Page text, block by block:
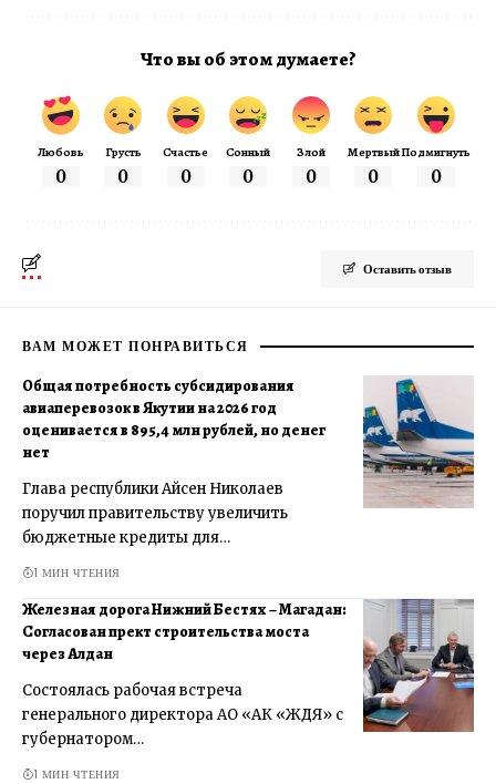
Что вы об этом думаете?
Любовь
0
Грусть
0
Счастье
0
Сонный
0
Злой
0
Мертвый
0
Подмигнуть
0
Оставить отзыв
ВАМ МОЖЕТ ПОНРАВИТЬСЯ
Общая потребность субсидирования
авиаперевозок в Якутии на 2026 год
оценивается в 895,4 млн рублей, но денег
нет
Глава республики Айсен Николаев
поручил правительству увеличить
бюджетные кредиты для…
1 МИН ЧТЕНИЯ
Железная дорога Нижний Бестях – Магадан:
Согласован прект строительства моста
через Алдан
Состоялась рабочая встреча
генерального директора АО «АК «ЖДЯ» с
губернатором…
1 МИН ЧТЕНИЯ